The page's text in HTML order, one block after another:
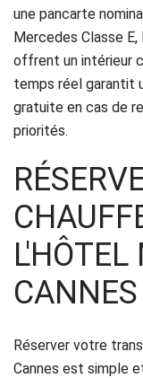
de
une pancarte
Mercedes Classe
offrent un intérieur
temps réel garantit
gratuite en cas de
priorités.
Réserver votre
Cannes est simple